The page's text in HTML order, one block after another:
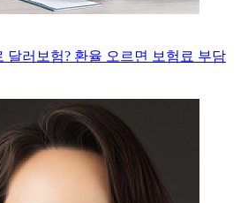
달러보험? 환율 오르면 보험료 부담